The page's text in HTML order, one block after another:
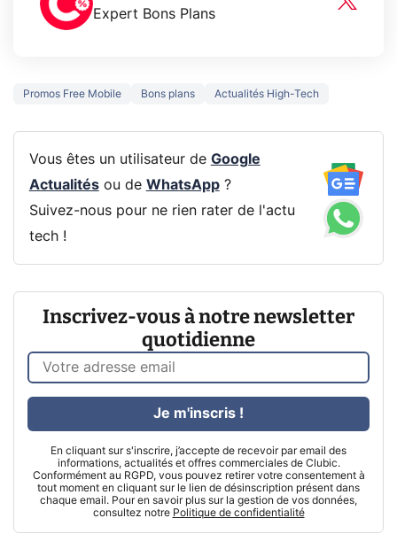
Expert Bons Plans
Promos Free Mobile Bons plans Actualités High-Tech
Vous êtes un utilisateur de Google
Actualitésou de WhatsApp?
Suivez-nous pour ne rien rater de l'actu
tech !
Inscrivez-vous à notre newsletter
quotidienne
En cliquant sur s'inscrire, j’accepte de recevoir par email des
informations, actualités et offres commerciales de Clubic.
Conformément au RGPD, vous pouvez retirer votre consentement à
tout moment en cliquant sur le lien de désinscription présent dans
chaque email. Pour en savoir plus sur la gestion de vos données,
consultez notre Politique de confidentialité
Je m'inscris !